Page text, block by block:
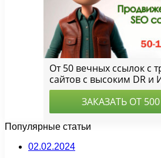
Популярные статьи
02.02.2024